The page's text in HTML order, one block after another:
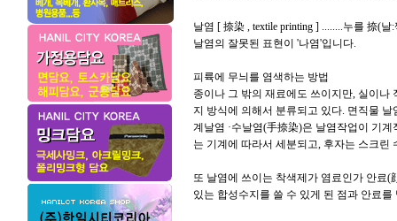
날염 [ 捺染 , textile printing ] ........누를 捺(
날염의 잘못된 표현이 '나염'입니다.
피륙에 무늬를 염색하는 방법
종이나 그 밖의 재료에도 쓰이지만, 실이나
지 방식에 의해서 분류되고 있다. 면직물
계날염 ·수날염(手捺染)은 날염작업이 기
는 기계에 따라서 세분되고, 후자는 스크린
또 날염에 쓰이는 착색제가 염료인가 안료
있는 합성수지를 쓸 수 있게 된 점과 안료